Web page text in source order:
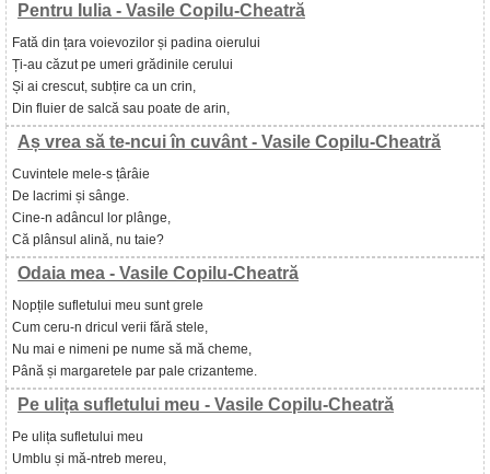
Pentru Iulia - Vasile Copilu-Cheatră
Fată din țara voievozilor și padina oierului
Ți-au căzut pe umeri grădinile cerului
Și ai crescut, subțire ca un crin,
Din fluier de salcă sau poate de arin,
Aș vrea să te-ncui în cuvânt - Vasile Copilu-Cheatră
Cuvintele mele-s țârâie
De lacrimi și sânge.
Cine-n adâncul lor plânge,
Că plânsul alină, nu taie?
Odaia mea - Vasile Copilu-Cheatră
Nopțile sufletului meu sunt grele
Cum ceru-n dricul verii fără stele,
Nu mai e nimeni pe nume să mă cheme,
Până și margaretele par pale crizanteme.
Pe ulița sufletului meu - Vasile Copilu-Cheatră
Pe ulița sufletului meu
Umblu și mă-ntreb mereu,